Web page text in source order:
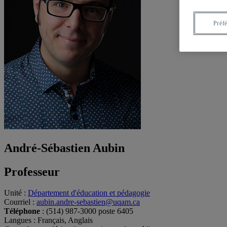
André-Sébastien Aubin
Professeur
Unité : Département d'éducation et pédagogie
Courriel : aubin.andre-sebastien@uqam.ca
Téléphone : (514) 987-3000 poste 6405
Langues : Français, Anglais